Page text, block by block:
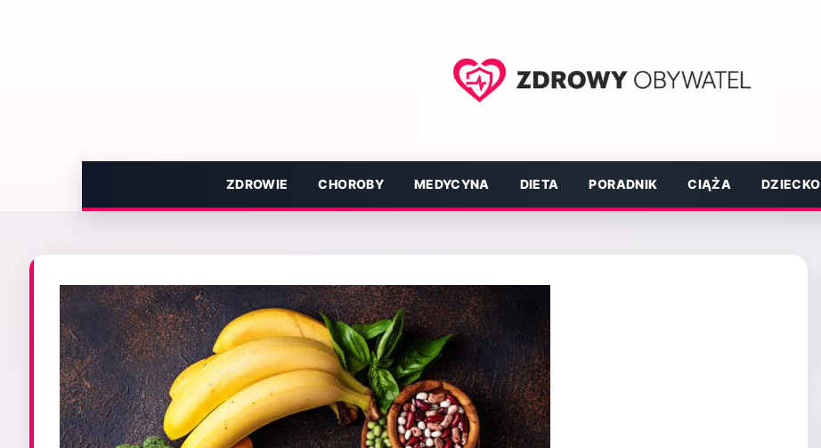
ZDROWIE CHOROBY MEDYCYNA DIETA PORADNIK CIĄŻA DZIECKO